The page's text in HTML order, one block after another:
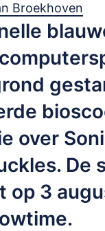
Broekhoven
over
De
op 3